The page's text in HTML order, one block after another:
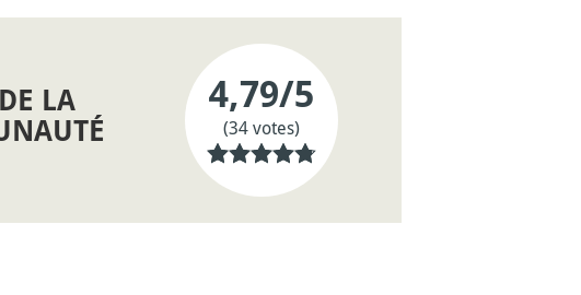
LA
4,79/5
(34 votes)